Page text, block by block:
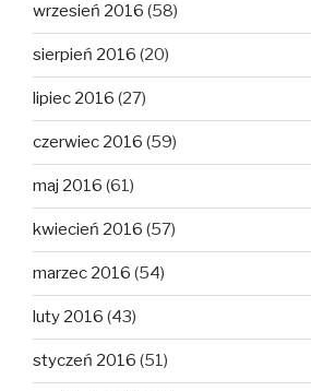
wrzesień 2016 (58)
sierpień 2016 (20)
lipiec 2016 (27)
czerwiec 2016 (59)
maj 2016 (61)
kwiecień 2016 (57)
marzec 2016 (54)
luty 2016 (43)
styczeń 2016 (51)